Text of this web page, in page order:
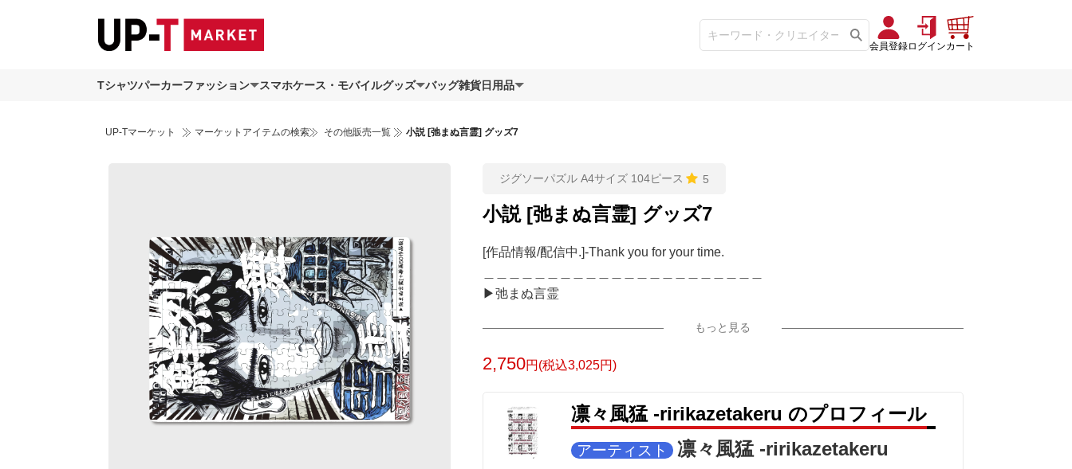
会員登録ログインカート
Tシャツパーカーファッション スマホケース・モバイルグッズ バッグ雑貨日用品
UP-Tマーケット マーケットアイテムの検索 その他販売一覧 小説 [弛まぬ言霊] グッズ7
ジグソーパズル A4サイズ 104ピース 5
小説 [弛まぬ言霊] グッズ7
[作品情報/配信中.]-Thank you for your time.
▶︎弛まぬ言霊
＜著者 : 小説/作詞＞ 凛々風 猛 -リリカゼタケル
日本語版: https://amzn.asia/d/ipdf8cX
英語版: https://amzn.asia/d/1nwVIb6
▶︎弛まぬ言霊[+挿画50作品版]
＜小説+作詞20曲+挿画50作品>
＜著者: 小説/作詞/挿画作成＞ 凛々風 猛 -リリカゼタケル
もっと見る
2,750円(税込3,025円)
凛々風猛 -ririkazetakeru のプロフィール
アーティスト 凛々風猛 -ririkazetakeru